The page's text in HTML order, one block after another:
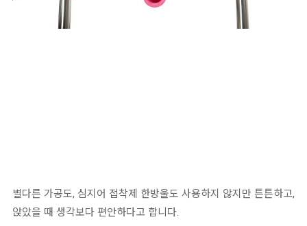
별다른 가공도, 심지어 접착제 한방울도 사용하지 않지만 튼튼하고,
앉았을 때 생각보다 편안하다고 합니다.